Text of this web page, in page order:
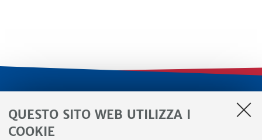
QUESTO SITO WEB UTILIZZA I
COOKIE